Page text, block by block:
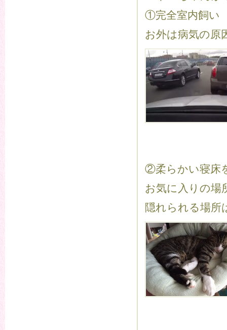
①完全室内飼い
お外は病気の原
②柔らかい寝床
お気に入りの場
隠れられる場所